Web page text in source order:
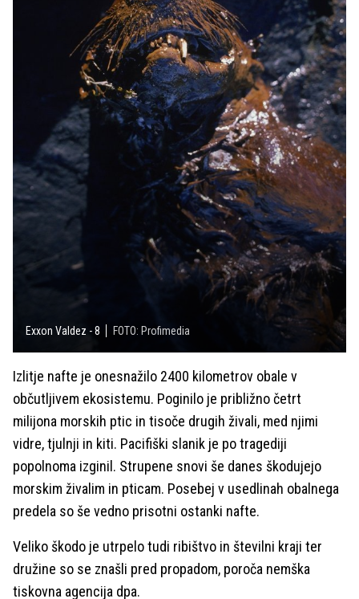
Exxon Valdez - 8 FOTO: Profimedia
Izlitje nafte je onesnažilo 2400 kilometrov obale v
občutljivem ekosistemu. Poginilo je približno četrt
milijona morskih ptic in tisoče drugih živali, med njimi
vidre, tjulnji in kiti. Pacifiški slanik je po tragediji
popolnoma izginil. Strupene snovi še danes škodujejo
morskim živalim in pticam. Posebej v usedlinah obalnega
predela so še vedno prisotni ostanki nafte.
Veliko škodo je utrpelo tudi ribištvo in številni kraji ter
družine so se znašli pred propadom, poroča nemška
tiskovna agencija dpa.